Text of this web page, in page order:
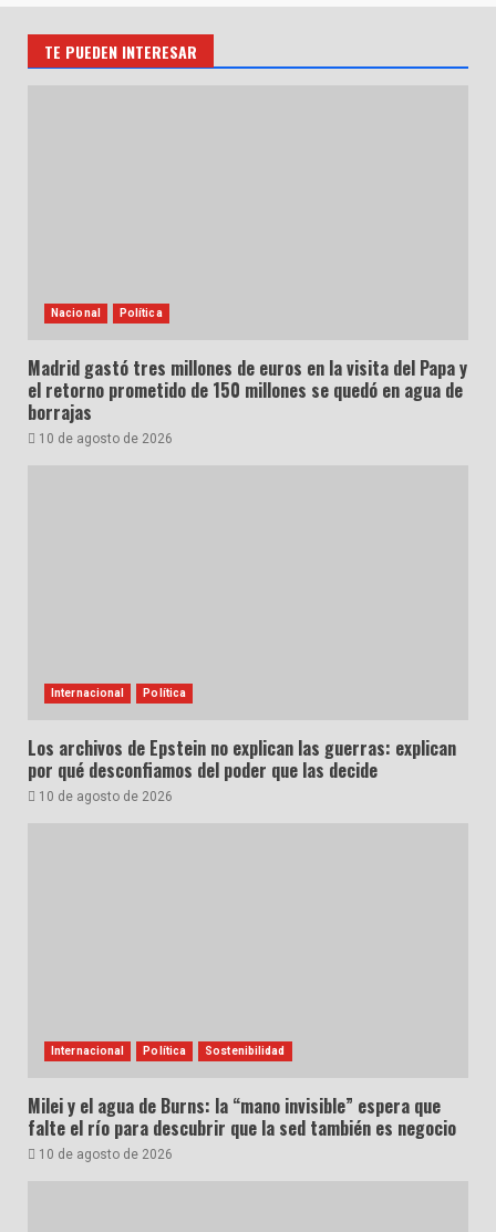
TE PUEDEN INTERESAR
Nacional Política
Madrid gastó tres millones de euros en la visita del Papa y
el retorno prometido de 150 millones se quedó en agua de
borrajas
10 de agosto de 2026
Internacional Política
Los archivos de Epstein no explican las guerras: explican
por qué desconfiamos del poder que las decide
10 de agosto de 2026
Internacional Política Sostenibilidad
Milei y el agua de Burns: la “mano invisible” espera que
falte el río para descubrir que la sed también es negocio
10 de agosto de 2026